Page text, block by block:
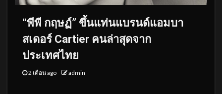
“พีพี กฤษฏ์” ขึ้นแท่นแบรนด์แอมบา
สเดอร์ Cartier คนล่าสุดจาก
ประเทศไทย
2 เดือน ago admin